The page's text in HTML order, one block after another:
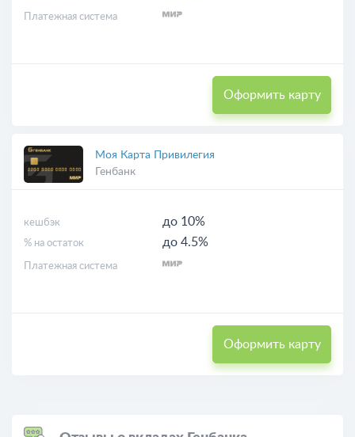
Платежная система
Оформить карту
Моя Карта Привилегия
Генбанк
кешбэк до 10%
% на остаток до 4.5%
Платежная система
Оформить карту